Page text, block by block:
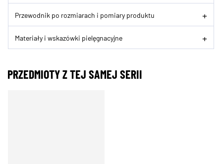
Przewodnik po rozmiarach i pomiary produktu
Materiały i wskazówki pielęgnacyjne
PRZEDMIOTY Z TEJ SAMEJ SERII